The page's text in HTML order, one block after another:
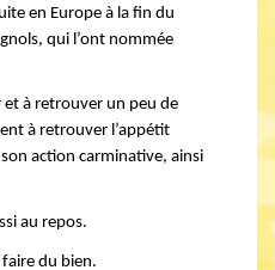
en Europe à la fin du
qui l’ont nommée
et à retrouver un peu de
à retrouver l’appétit
action carminative, ainsi
au repos.
du bien.